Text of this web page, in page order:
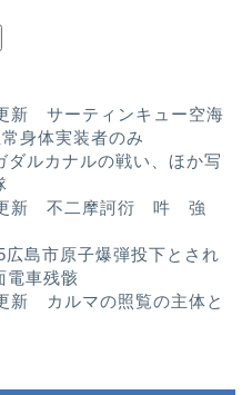
新 サーティンキュー空海
身体実装者のみ
ルカナルの戦い、ほか写
更新 不二摩訶衍 吽 強
島市原子爆弾投下とされ
電車残骸
新 カルマの照覧の主体と